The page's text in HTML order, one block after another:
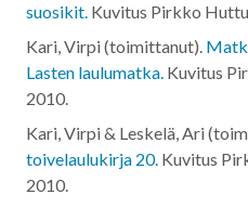
suosikit. Kuvitus Pirkko
Kari, Virpi (toimittanut).
Lasten laulumatka. Kuvitus
2010.
Kari, Virpi & Leskelä, Ari
toivelaulukirja 20. Kuvitus
2010.